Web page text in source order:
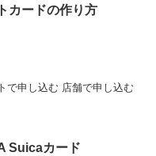
カードの作り方
Suicaカード